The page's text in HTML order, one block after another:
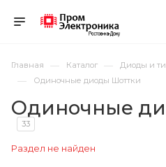
Главная — Каталог — Диоды и
— Одиночные диоды Шоттки
Одиночные
33
Раздел не найден